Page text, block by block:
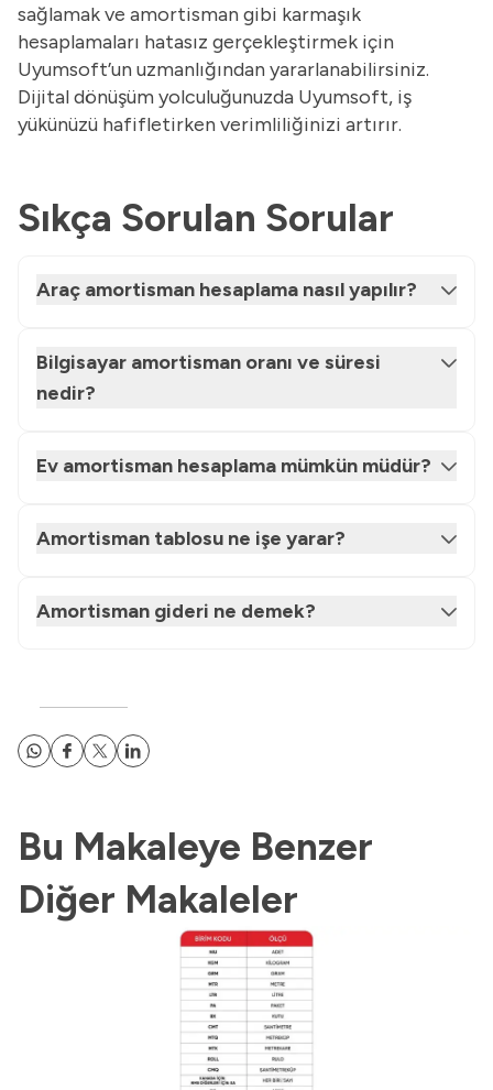
sağlamak ve amortisman gibi karmaşık
hesaplamaları hatasız gerçekleştirmek için
Uyumsoft’un uzmanlığından yararlanabilirsiniz.
Dijital dönüşüm yolculuğunuzda Uyumsoft, iş
yükünüzü hafifletirken verimliliğinizi artırır.
Sıkça Sorulan Sorular
Araç amortisman hesaplama nasıl yapılır?
Bilgisayar amortisman oranı ve süresi
nedir?
Ev amortisman hesaplama mümkün müdür?
Amortisman tablosu ne işe yarar?
Amortisman gideri ne demek?
Bu Makaleye Benzer
Diğer Makaleler